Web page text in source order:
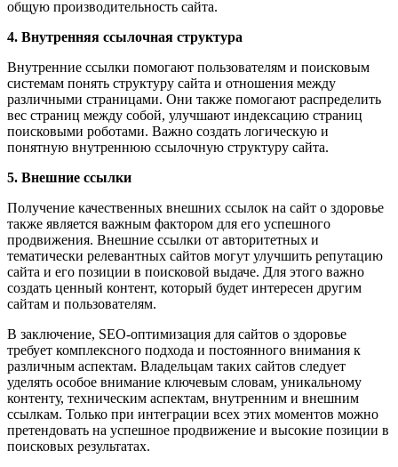
общую производительность сайта.
4. Внутренняя ссылочная структура
Внутренние ссылки помогают пользователям и поисковым
системам понять структуру сайта и отношения между
различными страницами. Они также помогают распределить
вес страниц между собой, улучшают индексацию страниц
поисковыми роботами. Важно создать логическую и
понятную внутреннюю ссылочную структуру сайта.
5. Внешние ссылки
Получение качественных внешних ссылок на сайт о здоровье
также является важным фактором для его успешного
продвижения. Внешние ссылки от авторитетных и
тематически релевантных сайтов могут улучшить репутацию
сайта и его позиции в поисковой выдаче. Для этого важно
создать ценный контент, который будет интересен другим
сайтам и пользователям.
В заключение, SEO-оптимизация для сайтов о здоровье
требует комплексного подхода и постоянного внимания к
различным аспектам. Владельцам таких сайтов следует
уделять особое внимание ключевым словам, уникальному
контенту, техническим аспектам, внутренним и внешним
ссылкам. Только при интеграции всех этих моментов можно
претендовать на успешное продвижение и высокие позиции в
поисковых результатах.